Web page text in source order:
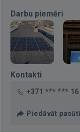
Darbu piemēri
Kontakti
+371 *** *** 16
Piedāvāt